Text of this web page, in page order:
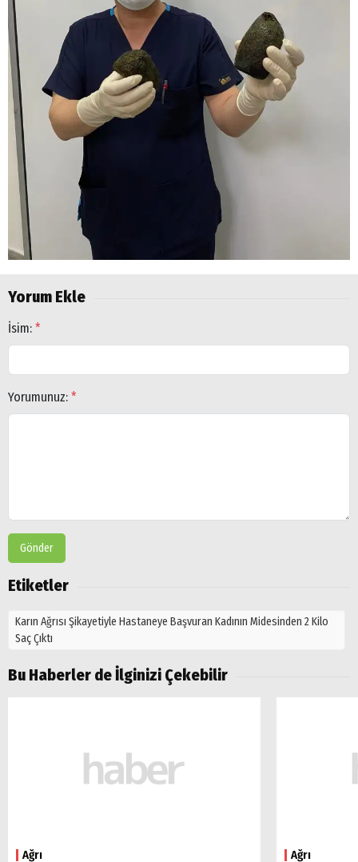
Yorum Ekle
İsim: *
Yorumunuz: *
Gönder
Etiketler
Karın Ağrısı Şikayetiyle Hastaneye Başvuran Kadının Midesinden 2 Kilo
Saç Çıktı
Bu Haberler de İlginizi Çekebilir
Ağrı Ağrı